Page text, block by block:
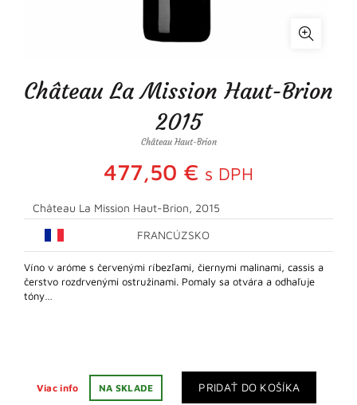
Château La Mission Haut-Brion
2015
Château Haut-Brion
477,50 € s DPH
Château La Mission Haut-Brion, 2015
FRANCÚZSKO
Víno v aróme s červenými ríbezľami, čiernymi malinami, cassis a
čerstvo rozdrvenými ostružinami. Pomaly sa otvára a odhaľuje
tóny…
Viac info NA SKLADE PRIDAŤ DO KOŠÍKA